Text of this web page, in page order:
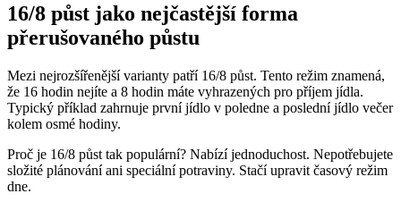
16/8 půst jako nejčastější forma
přerušovaného půstu
Mezi nejrozšířenější varianty patří 16/8 půst. Tento režim znamená,
že 16 hodin nejíte a 8 hodin máte vyhrazených pro příjem jídla.
Typický příklad zahrnuje první jídlo v poledne a poslední jídlo večer
kolem osmé hodiny.
Proč je 16/8 půst tak populární? Nabízí jednoduchost. Nepotřebujete
složité plánování ani speciální potraviny. Stačí upravit časový režim
dne.